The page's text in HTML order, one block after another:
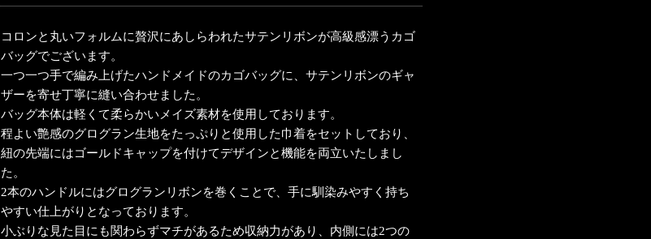
コロンと丸いフォルムに贅沢にあしらわれたサテンリボンが高級感漂うカゴ
バッグでございます。
一つ一つ手で編み上げたハンドメイドのカゴバッグに、サテンリボンのギャ
ザーを寄せ丁寧に縫い合わせました。
バッグ本体は軽くて柔らかいメイズ素材を使用しております。
程よい艶感のグログラン生地をたっぷりと使用した巾着をセットしており、
紐の先端にはゴールドキャップを付けてデザインと機能を両立いたしまし
た。
2本のハンドルにはグログランリボンを巻くことで、手に馴染みやすく持ち
やすい仕上がりとなっております。
小ぶりな見た目にも関わらずマチがあるため収納力があり、内側には2つの